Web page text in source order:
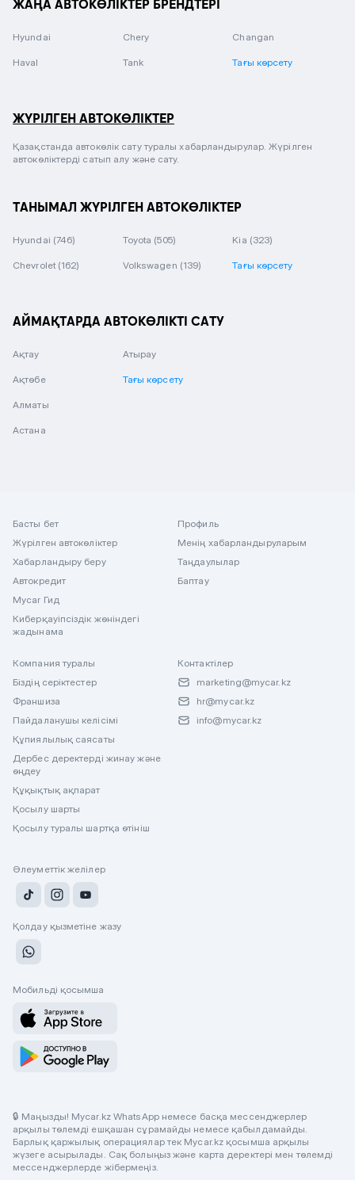
ЖАҢА АВТОКӨЛІКТЕР БРЕНДТЕРІ
Hyundai Chery Changan
Haval Tank Тағы көрсету
ЖҮРІЛГЕН АВТОКӨЛІКТЕР
Қазақстанда автокөлік сату туралы хабарландырулар. Жүрілген
автокөліктерді сатып алу және сату.
ТАНЫМАЛ ЖҮРІЛГЕН АВТОКӨЛІКТЕР
Hyundai (746) Toyota (505) Kia (323)
Chevrolet (162) Volkswagen (139) Тағы көрсету
АЙМАҚТАРДА АВТОКӨЛІКТІ САТУ
Ақтау
Ақтөбе
Алматы
Астана
Атырау
Тағы көрсету
Басты бет
Жүрілген автокөліктер
Хабарландыру беру
Автокредит
Mycar Гид
Киберқауіпсіздік жөніндегі
жадынама
Профиль
Менің хабарландыруларым
Таңдаулылар
Баптау
Компания туралы
Біздің серіктестер
Франшиза
Пайдаланушы келісімі
Құпиялылық саясаты
Дербес деректерді жинау және
өңдеу
Құқықтық ақпарат
Қосылу шарты
Қосылу туралы шартқа өтініш
Контактілер
marketing@mycar.kz
hr@mycar.kz
info@mycar.kz
Әлеуметтік желілер
Қолдау қызметіне жазу
Мобильді қосымша
🔒 Маңызды! Mycar.kz WhatsApp немесе басқа мессенджерлер
арқылы төлемді ешқашан сұрамайды немесе қабылдамайды.
Барлық қаржылық операциялар тек Mycar.kz қосымша арқылы
жүзеге асырылады. Сақ болыңыз және карта деректері мен төлемді
мессенджерлерде жібермеңіз.